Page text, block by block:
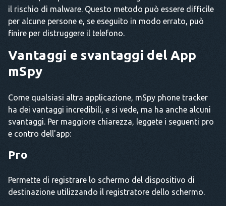
il rischio di malware. Questo metodo può essere difficile
per alcune persone e, se eseguito in modo errato, può
finire per distruggere il telefono.
Vantaggi e svantaggi del App
mSpy
Come qualsiasi altra applicazione, mSpy phone tracker
ha dei vantaggi incredibili, e si vede, ma ha anche alcuni
svantaggi. Per maggiore chiarezza, leggete i seguenti pro
e contro dell'app:
Pro
Permette di registrare lo schermo del dispositivo di
destinazione utilizzando il registratore dello schermo.